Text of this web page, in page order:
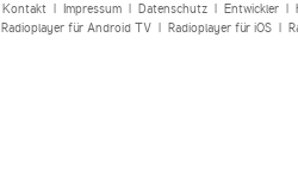
Kontakt| Impressum| Datenschutz| Entwickler|
Radioplayer für Android TV| Radioplayer für iOS|